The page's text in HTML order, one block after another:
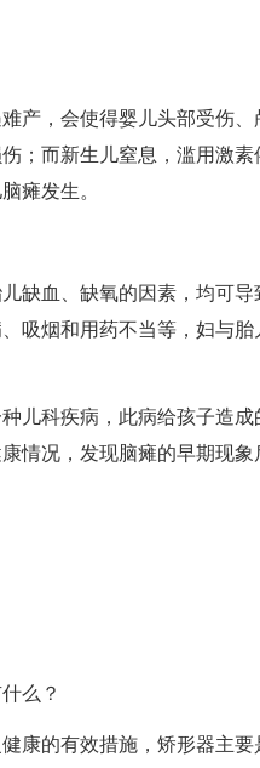
，会使得婴儿头部受伤、
；而新生儿窒息，滥用激
瘫发生。
血、缺氧的因素，均可导
吸烟和用药不当等，妇与
科疾病，此病给孩子造成
情况，发现脑瘫的早期现
么？
的有效措施，矫形器主要